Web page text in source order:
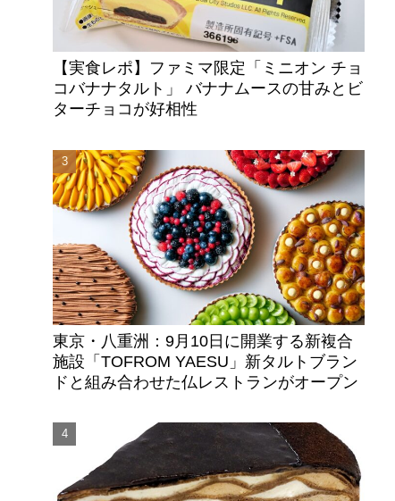
【実食レポ】ファミマ限定「ミニオン チョ
コバナナタルト」 バナナムースの甘みとビ
ターチョコが好相性
東京・八重洲：9月10日に開業する新複合
施設「TOFROM YAESU」新タルトブラン
ドと組み合わせた仏レストランがオープン